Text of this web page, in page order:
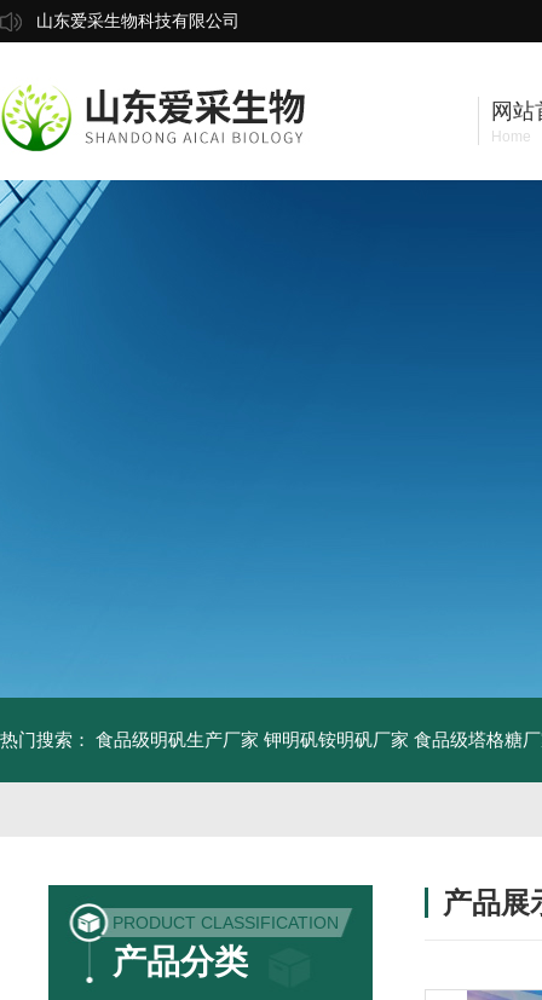
山东爱采生物科技有限公司
网站
Home
热门搜索： 食品级明矾生产厂家 钾明矾铵明矾厂家 食品级塔格糖
PRODUCT CLASSIFICATION
产品分类
产品展